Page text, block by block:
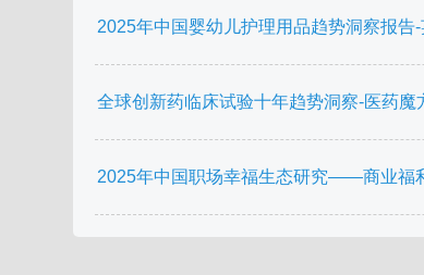
2025年中国婴幼儿护理用品趋势洞察报告
全球创新药临床试验十年趋势洞察-医药魔
2025年中国职场幸福生态研究——商业福